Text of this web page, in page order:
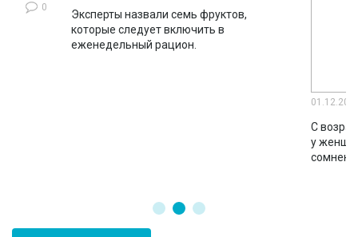
0
Эксперты назвали семь фруктов,
которые следует включить в
еженедельный рацион.
С
у